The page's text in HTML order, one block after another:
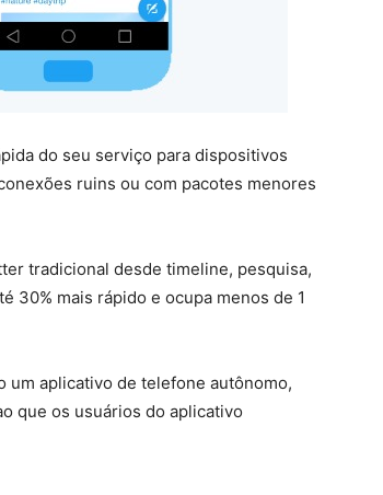
do seu serviço para dispositivos
ruins ou com pacotes menores
tradicional desde timeline, pesquisa,
30% mais rápido e ocupa menos de 1
um aplicativo de telefone autônomo,
que os usuários do aplicativo